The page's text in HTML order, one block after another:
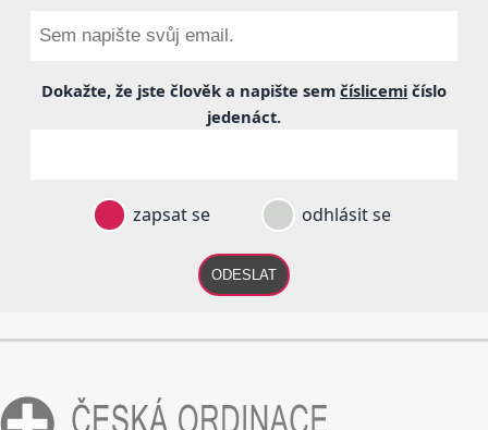
Dokažte, že jste člověk a napište sem číslicemi číslo
jedenáct.
zapsat se odhlásit se
ODESLAT